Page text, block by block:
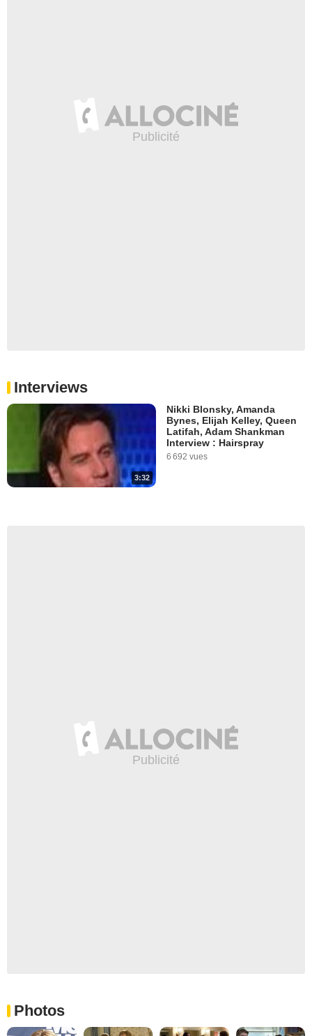
Interviews
3:32
Nikki Blonsky, Amanda
Bynes, Elijah Kelley, Queen
Latifah, Adam Shankman
Interview : Hairspray
6 692 vues
Photos